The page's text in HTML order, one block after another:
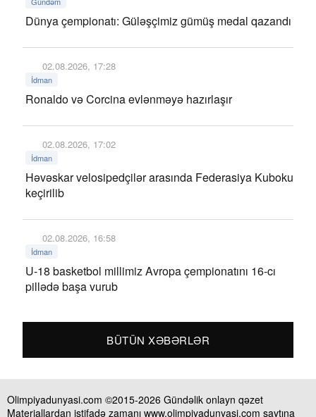
Dünya çempionatı: Güləşçimiz gümüş medal qazandı
02.08.2026, 17:28
İdman
Ronaldo və Corcina evlənməyə hazırlaşır
02.08.2026, 17:02
İdman
Həvəskar velosipedçilər arasında Federasiya Kuboku
keçirilib
02.08.2026, 16:58
İdman
U-18 basketbol millimiz Avropa çempionatını 16-cı
pillədə başa vurub
BÜTÜN XƏBƏRLƏR
Olimpiyadunyasi.com ©2015-2026 Gündəlik onlayn qəzet
Materiallardan istifadə zamanı www.olimpiyadunyasi.com saytına